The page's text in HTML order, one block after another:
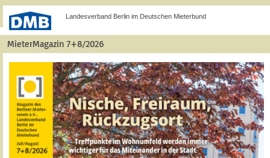
Landesverband Berlin im Deutschen Mieterbund
MieterMagazin 7+8/2026